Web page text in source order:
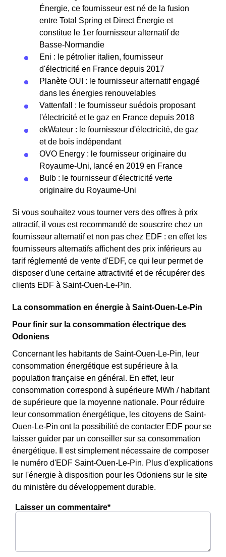
Énergie, ce fournisseur est né de la fusion
entre Total Spring et Direct Énergie et
constitue le 1er fournisseur alternatif de
Basse-Normandie
Eni : le pétrolier italien, fournisseur
d'électricité en France depuis 2017
Planète OUI : le fournisseur alternatif engagé
dans les énergies renouvelables
Vattenfall : le fournisseur suédois proposant
l'électricité et le gaz en France depuis 2018
ekWateur : le fournisseur d'électricité, de gaz
et de bois indépendant
OVO Energy : le fournisseur originaire du
Royaume-Uni, lancé en 2019 en France
Bulb : le fournisseur d'électricité verte
originaire du Royaume-Uni
Si vous souhaitez vous tourner vers des offres à prix
attractif, il vous est recommandé de souscrire chez un
fournisseur alternatif et non pas chez EDF : en effet les
fournisseurs alternatifs affichent des prix inférieurs au
tarif réglementé de vente d'EDF, ce qui leur permet de
disposer d'une certaine attractivité et de récupérer des
clients EDF à Saint-Ouen-Le-Pin.
La consommation en énergie à Saint-Ouen-Le-Pin
Pour finir sur la consommation électrique des
Odoniens
Concernant les habitants de Saint-Ouen-Le-Pin, leur
consommation énergétique est supérieure à la
population française en général. En effet, leur
consommation correspond à supérieure MWh / habitant
de supérieure que la moyenne nationale. Pour réduire
leur consommation énergétique, les citoyens de Saint-
Ouen-Le-Pin ont la possibilité de contacter EDF pour se
laisser guider par un conseiller sur sa consommation
énergétique. Il est simplement nécessaire de composer
le numéro d'EDF Saint-Ouen-Le-Pin. Plus d'explications
sur l'énergie à disposition pour les Odoniens sur le site
du ministère du développement durable.
Laisser un commentaire*